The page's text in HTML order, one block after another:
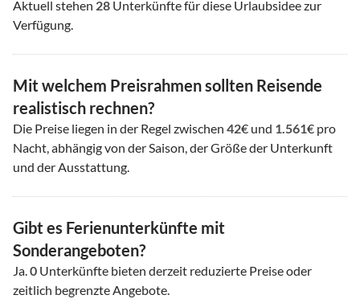
Aktuell stehen 28 Unterkünfte für diese Urlaubsidee zur
Verfügung.
Mit welchem Preisrahmen sollten Reisende
realistisch rechnen?
Die Preise liegen in der Regel zwischen 42€ und 1.561€ pro
Nacht, abhängig von der Saison, der Größe der Unterkunft
und der Ausstattung.
Gibt es Ferienunterkünfte mit
Sonderangeboten?
Ja.0 Unterkünfte bieten derzeit reduzierte Preise oder
zeitlich begrenzte Angebote.